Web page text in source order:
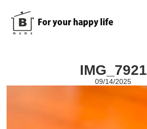
IMG_7921
09/14/2025
教室のご案内